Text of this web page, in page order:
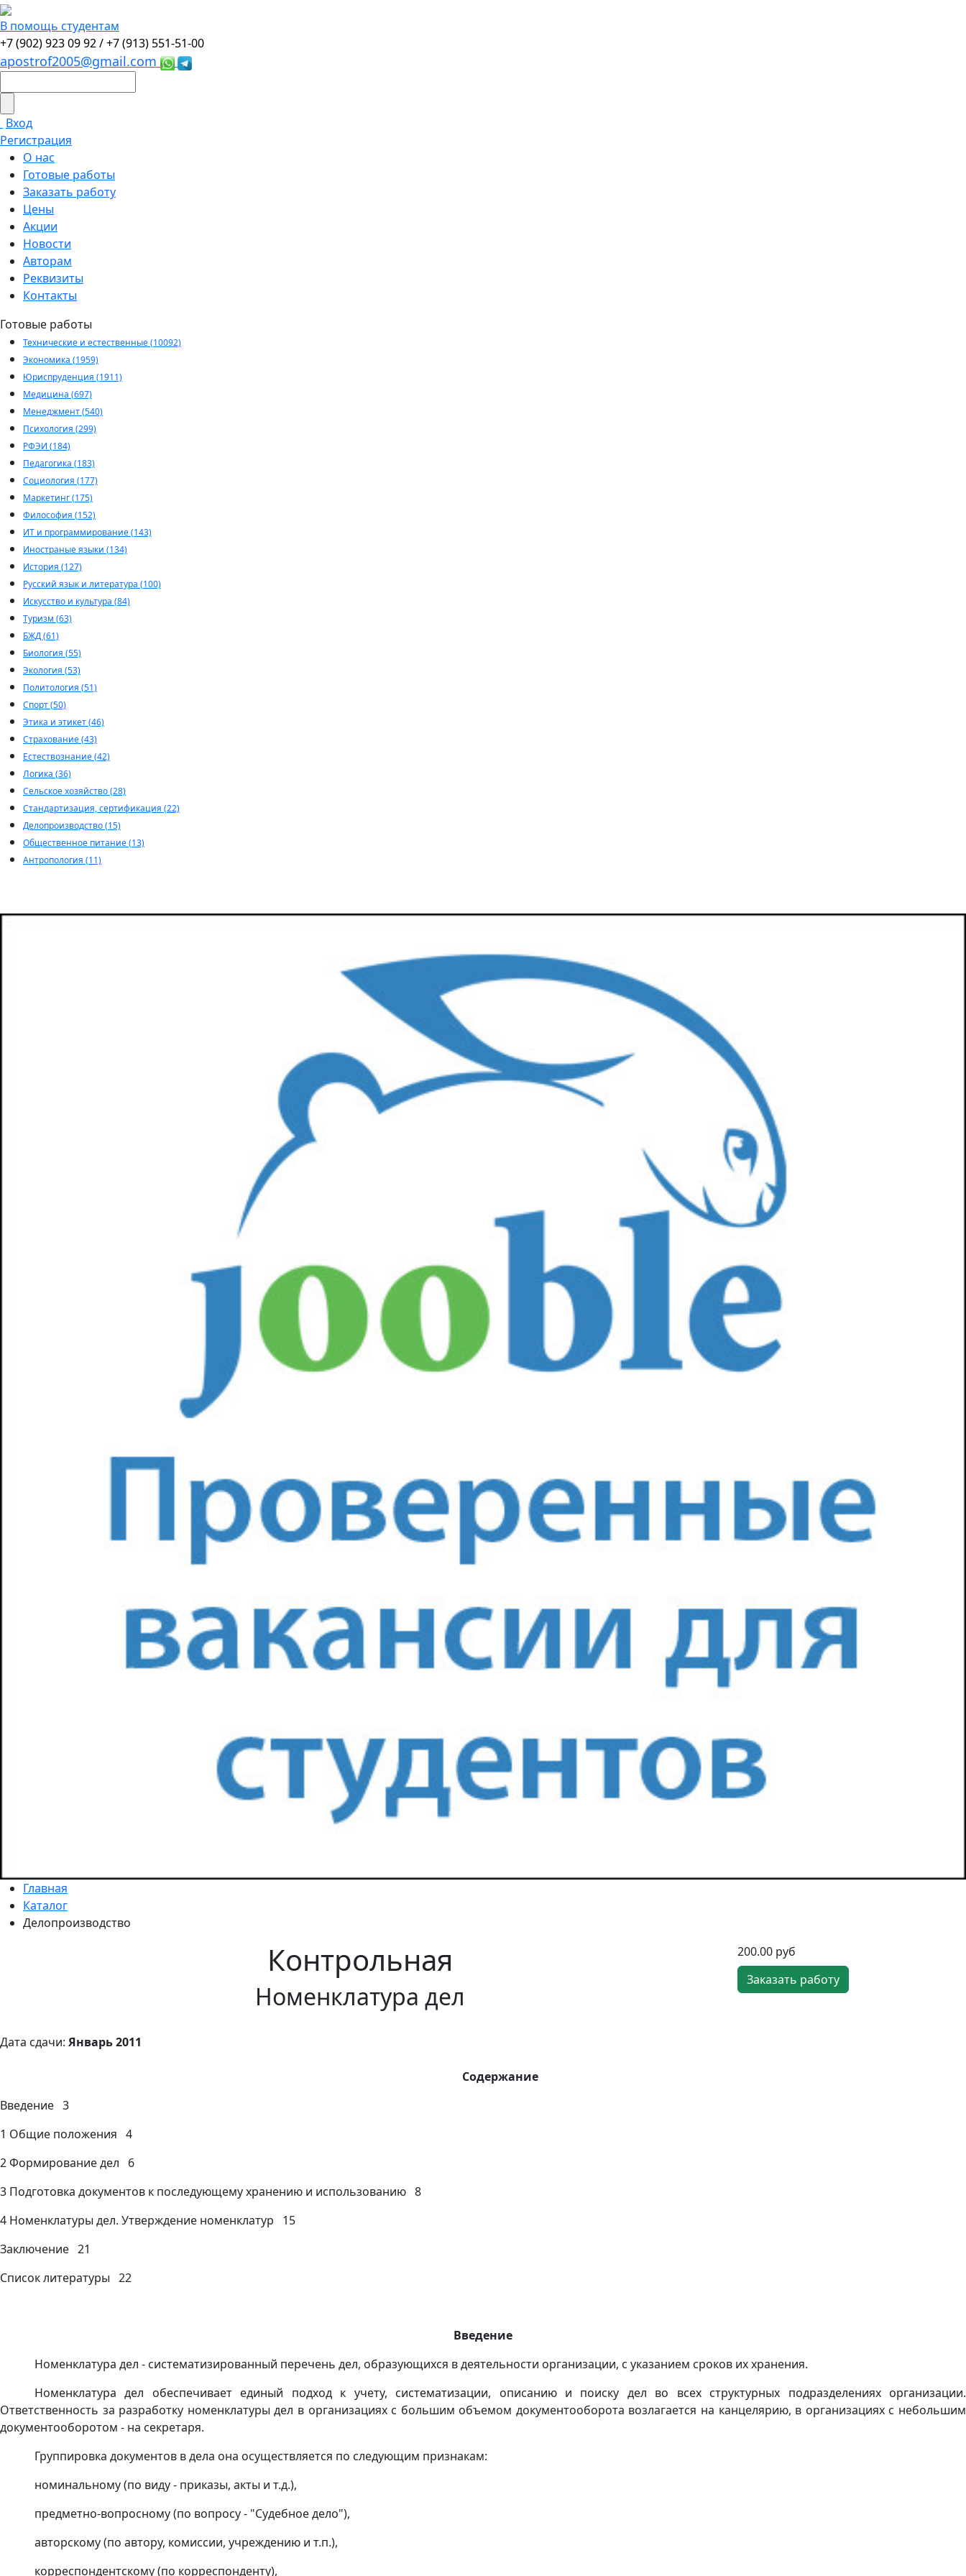
В помощь студентам
+7 (902) 923 09 92 /+7 (913) 551-51-00
apostrof2005@gmail.com
Вход
Регистрация
О нас
Готовые работы
Заказать работу
Цены
Акции
Новости
Авторам
Реквизиты
Контакты
Готовые работы
Технические и естественные (10092)
Экономика (1959)
Юриспруденция (1911)
Медицина (697)
Менеджмент (540)
Психология (299)
РФЭИ (184)
Педагогика (183)
Социология (177)
Маркетинг (175)
Философия (152)
ИТ и программирование (143)
Иностраные языки (134)
История (127)
Русский язык и литература (100)
Искусство и культура (84)
Туризм (63)
БЖД (61)
Биология (55)
Экология (53)
Политология (51)
Спорт (50)
Этика и этикет (46)
Страхование (43)
Естествознание (42)
Логика (36)
Сельское хозяйство (28)
Стандартизация, сертификация (22)
Делопроизводство (15)
Общественное питание (13)
Антропология (11)
Главная
Каталог
Делопроизводство
Контрольная
Номенклатура дел
200.00 руб
Заказать работу
Дата сдачи: Январь 2011
Содержание
Введение 3
1 Общие положения 4
2 Формирование дел 6
3 Подготовка документов к последующему хранению и использованию 8
4 Номенклатуры дел. Утверждение номенклатур 15
Заключение 21
Список литературы 22
Введение
Номенклатура дел - систематизированный перечень дел, образующихся в деятельности организации, с указанием сроков их хранения.
Номенклатура дел обеспечивает единый подход к учету, систематизации, описанию и поиску дел во всех структурных подразделениях организации.
Ответственность за разработку номенклатуры дел в организациях с большим объемом документооборота возлагается на канцелярию, в организациях с небольшим
документооборотом - на секретаря.
Группировка документов в дела она осуществляется по следующим признакам:
номинальному (по виду - приказы, акты и т.д.),
предметно-вопросному (по вопросу - "Судебное дело"),
авторскому (по автору, комиссии, учреждению и т.п.),
корреспондентскому (по корреспонденту),